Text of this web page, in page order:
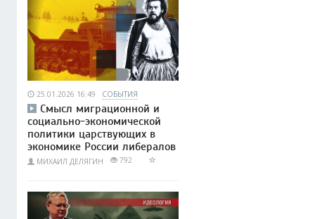
25.01.2026 16:49 СОБЫТИЯ
Смысл миграционной и
социально-экономической
политики царствующих в
экономике России либералов
МИХАИЛ ДЕЛЯГИН 792